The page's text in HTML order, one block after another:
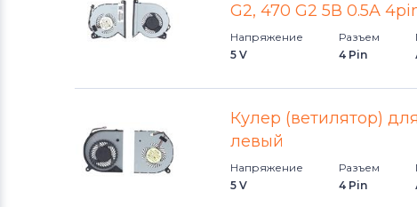
G2, 470 G2 5В 0.5A
Напряжение
5 V
Разъем
4 Pin
Кулер (ветилятор)
левый
Напряжение
5 V
Разъем
4 Pin